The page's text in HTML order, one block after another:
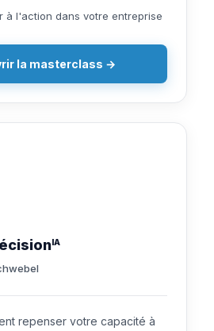
à l'action dans votre entreprise
la masterclass →
IA
repenser votre capacité à